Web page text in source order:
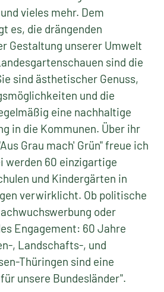
vieles mehr. Dem
es, die drängenden
Gestaltung unserer Umwelt
sind die
sind ästhetischer Genuss,
und die
eine nachhaltige
in die Kommunen. Über ihr
Grau mach' Grün" freue ich
werden 60 einzigartige
und Kindergärten in
verwirklicht. Ob politische
oder
Engagement: 60 Jahre
, Landschafts-, und
Thüringen sind eine
unsere Bundesländer".